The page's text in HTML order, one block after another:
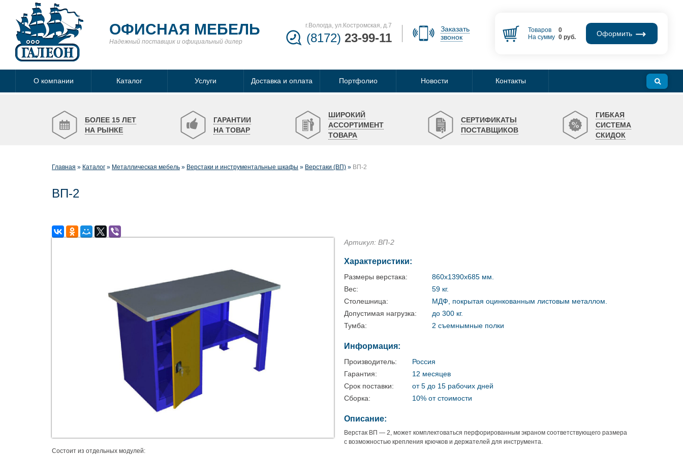
ОФИСНАЯ МЕБЕЛЬ
Надежный поставщик и официальный дилер
г.Вологда, ул.Костромская, д.7
(8172) 23-99-11
Заказать
звонок
Товаров
0
На сумму 0руб. Оформить
О компании Каталог Услуги Доставка и оплата Портфолио Новости Контакты
БОЛЕЕ 15 ЛЕТ
НА РЫНКЕ
ГАРАНТИИ
НА ТОВАР
ШИРОКИЙ
АССОРТИМЕНТ
ТОВАРА
СЕРТИФИКАТЫ
ПОСТАВЩИКОВ
ГИБКАЯ
СИСТЕМА
СКИДОК
Главная Каталог Металлическая мебель Верстаки и инструментальные шкафы Верстаки (ВП) ВП-2
ВП-2
Артикул: ВП-2
Характеристики:
Размеры верстака:
860х1390х685 мм.
Вес:
59 кг.
Столешница:
МДФ, покрытая оцинкованным листовым металлом.
Допустимая нагрузка:
до 300 кг.
Тумба:
2 съемнымные полки
Информация:
Производитель:
Россия
Гарантия:
12 месяцев
Срок поставки:
от 5 до 15 рабочих дней
Сборка:
10% от стоимости
Описание:
Верстак ВП — 2, может комплектоваться перфорированным экраном соответствующего размера
с возможностью крепления крючков и держателей для инструмента.
Состоит из отдельных модулей: